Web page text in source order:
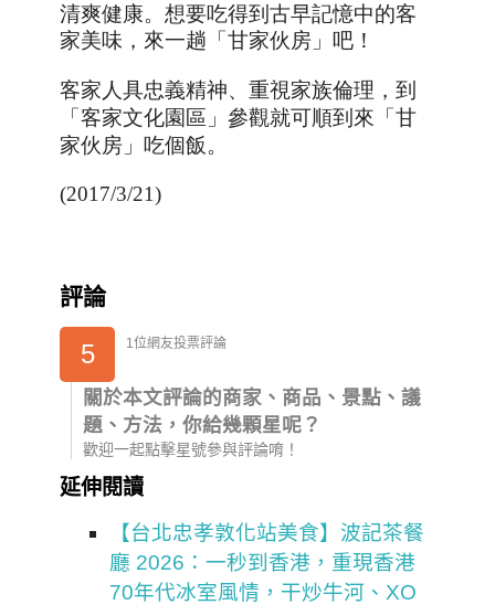
清爽健康。想要吃得到古早記憶中的客
家美味，來一趟「甘家伙房」吧！
客家人具忠義精神、 重視家族倫理，到
「客家文化園區」參觀就可順到來「甘
家伙房」吃個飯。
(2017/3/21)
評論
5 1位網友投票評論
關於本文評論的商家、商品、景點、議
題、方法，你給幾顆星呢？
歡迎一起點擊星號參與評論唷！
延伸閱讀
【台北忠孝敦化站美食】波記茶餐
廳 2026：一秒到香港，重現香港
70年代冰室風情，干炒牛河、XO